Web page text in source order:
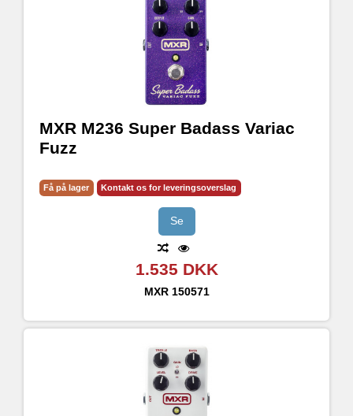
MXR M236 Super Badass Variac
Fuzz
Få på lager Kontakt os for leveringsoverslag
Se
1.535 DKK
MXR 150571